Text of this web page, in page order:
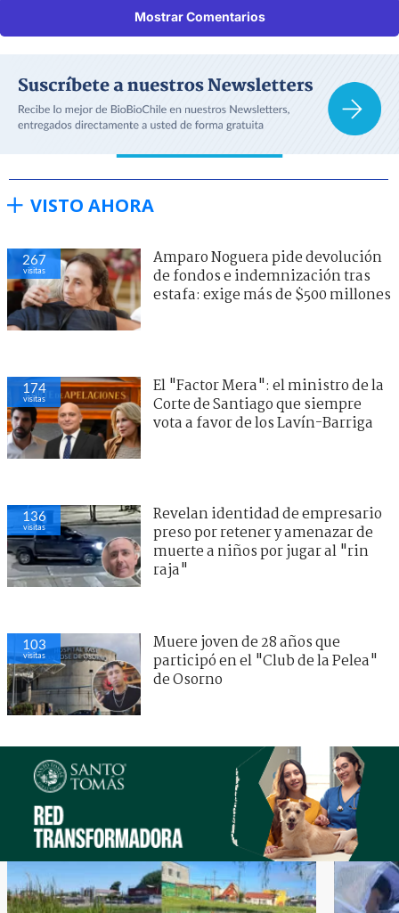
Mostrar Comentarios
VISTO AHORA
267
visitas
Amparo Noguera pide devolución
de fondos e indemnización tras
estafa: exige más de $500 millones
174
visitas
El "Factor Mera": el ministro de la
Corte de Santiago que siempre
vota a favor de los Lavín-Barriga
136
visitas
Revelan identidad de empresario
preso por retener y amenazar de
muerte a niños por jugar al "rin
raja"
103
visitas
Muere joven de 28 años que
participó en el "Club de la Pelea"
de Osorno